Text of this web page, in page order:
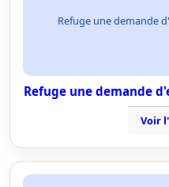
Refuge une demande
Refuge une demande
Voir